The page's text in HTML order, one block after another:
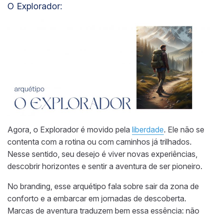
O Explorador:
Agora, o Explorador é movido pela liberdade. Ele não se
contenta com a rotina ou com caminhos já trilhados.
Nesse sentido, seu desejo é viver novas experiências,
descobrir horizontes e sentir a aventura de ser pioneiro.
No branding, esse arquétipo fala sobre sair da zona de
conforto e a embarcar em jornadas de descoberta.
Marcas de aventura traduzem bem essa essência: não